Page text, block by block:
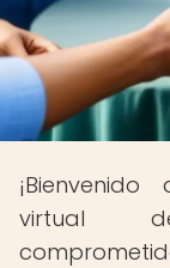
¡Bienvenido
virtual